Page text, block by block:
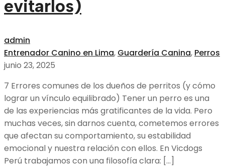
evitarlos)
admin
Entrenador Canino en Lima, Guardería Canina, Perros
junio 23, 2025
7 Errores comunes de los dueños de perritos (y cómo
lograr un vínculo equilibrado) Tener un perro es una
de las experiencias más gratificantes de la vida. Pero
muchas veces, sin darnos cuenta, cometemos errores
que afectan su comportamiento, su estabilidad
emocional y nuestra relación con ellos. En Vicdogs
Perú trabajamos con una filosofía clara: […]